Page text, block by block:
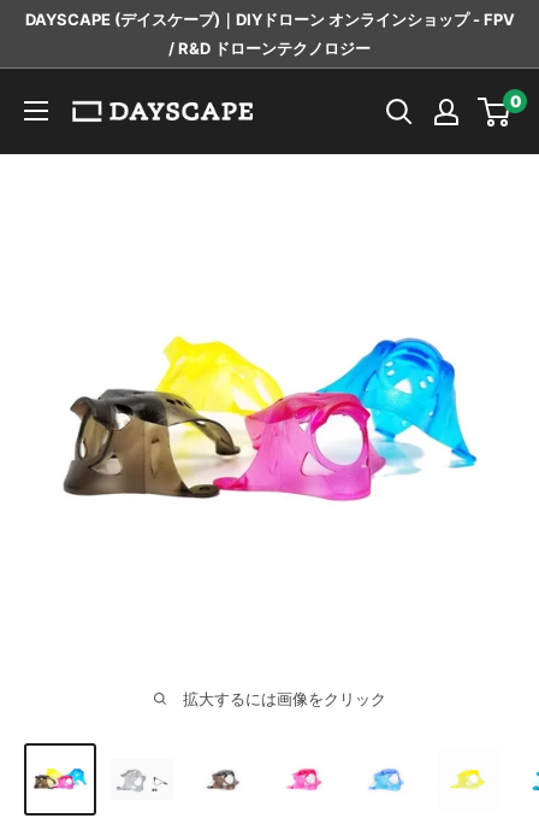
ツ
DAYSCAPE (デイスケープ)｜DIYドローン オンラインショップ - FPV
/ R&D ドローンテクノロジー
DAYSCAPE 0
拡大するには画像をクリック